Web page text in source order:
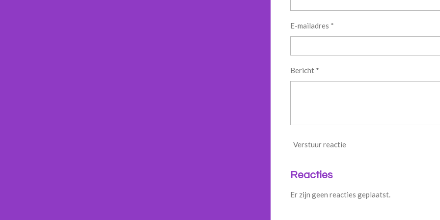
E-mailadres *
Bericht *
Verstuur reactie
Reacties
Er zijn geen reacties geplaatst.